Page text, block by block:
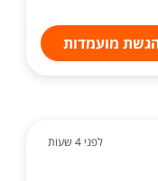
מועמדות
לפני 4 שעות